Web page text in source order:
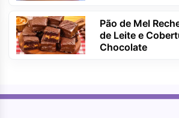
Pão de Mel
de Leite e
Chocolate